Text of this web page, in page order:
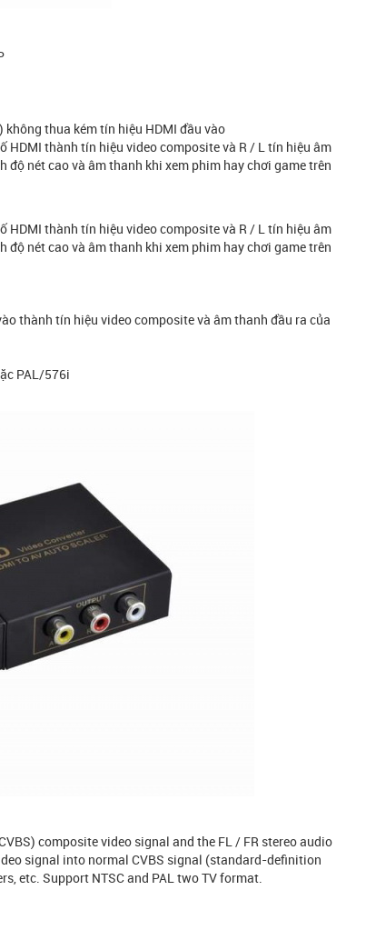
không thua kém tín hiệu HDMI đầu vào
HDMI thành tín hiệu video composite và R / L tín hiệu âm
nét cao và âm thanh khi xem phim hay chơi game trên
HDMI thành tín hiệu video composite và R / L tín hiệu âm
nét cao và âm thanh khi xem phim hay chơi game trên
thành tín hiệu video composite và âm thanh đầu ra của
PAL/576i
composite video signal and the FL / FR stereo audio
signal into normal CVBS signal (standard-definition
etc. Support NTSC and PAL two TV format.